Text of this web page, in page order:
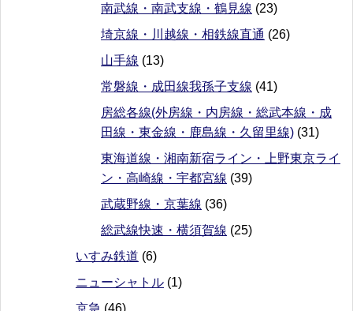
南武線・南武支線・鶴見線 (23)
埼京線・川越線・相鉄線直通 (26)
山手線 (13)
常磐線・成田線我孫子支線 (41)
房総各線(外房線・内房線・総武本線・成
田線・東金線・鹿島線・久留里線) (31)
東海道線・湘南新宿ライン・上野東京ライ
ン・高崎線・宇都宮線 (39)
武蔵野線・京葉線 (36)
総武線快速・横須賀線 (25)
いすみ鉄道 (6)
ニューシャトル (1)